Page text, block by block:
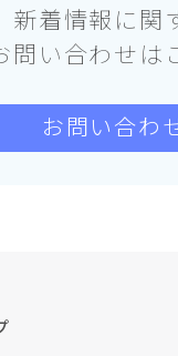
新着情報に関
問い合わせは
お問い合わ